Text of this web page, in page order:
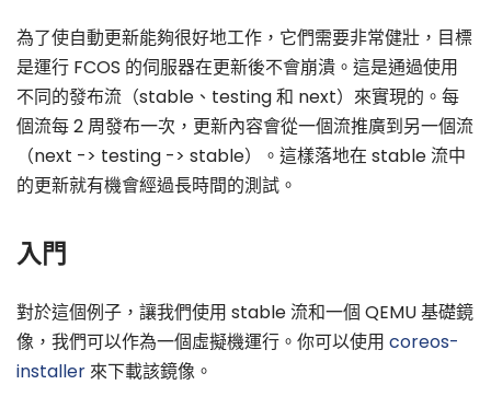
為了使自動更新能夠很好地工作，它們需要非常健壯，目標
是運行 FCOS 的伺服器在更新後不會崩潰。這是通過使用
不同的發布流（stable、testing 和 next）來實現的。每
個流每 2 周發布一次，更新內容會從一個流推廣到另一個流
（next -> testing -> stable）。這樣落地在 stable 流中
的更新就有機會經過長時間的測試。
入門
對於這個例子，讓我們使用 stable 流和一個 QEMU 基礎鏡
像，我們可以作為一個虛擬機運行。你可以使用 coreos-
installer來下載該鏡像。